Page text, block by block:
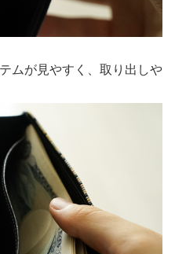
ムが見やすく、取り出しや